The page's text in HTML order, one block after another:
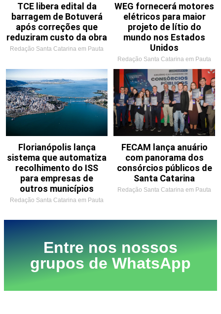
TCE libera edital da
barragem de Botuverá
após correções que
reduziram custo da obra
Redação Santa Catarina em Pauta
WEG fornecerá motores
elétricos para maior
projeto de lítio do
mundo nos Estados
Unidos
Redação Santa Catarina em Pauta
Florianópolis lança
sistema que automatiza
recolhimento do ISS
para empresas de
outros municípios
Redação Santa Catarina em Pauta
FECAM lança anuário
com panorama dos
consórcios públicos de
Santa Catarina
Redação Santa Catarina em Pauta
Entre nos nossos
grupos de WhatsApp